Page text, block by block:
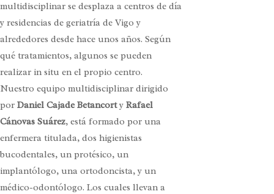
multidisciplinar se desplaza a centros de día
y residencias de geriatría de Vigo y
alrededores desde hace unos años. Según
qué tratamientos, algunos se pueden
realizar in situ en el propio centro.
Nuestro equipo multidisciplinar dirigido
por Daniel Cajade Betancorty Rafael
Cánovas Suárez, está formado por una
enfermera titulada, dos higienistas
bucodentales, un protésico, un
implantólogo, una ortodoncista, y un
médico-odontólogo. Los cuales llevan a